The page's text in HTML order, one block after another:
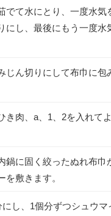
でて水にとり、一度水気
にし、最後にもう一度水
じん切りにして布巾に包
き肉、a、1、2を入れて
鍋に固く絞ったぬれ布巾
を敷きます。
にし、1個分ずつシュウマ